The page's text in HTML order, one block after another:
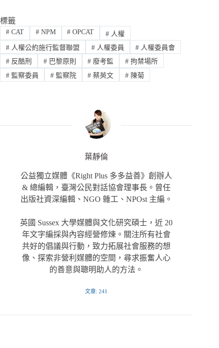
標籤
#CAT #NPM # OPCAT # 人權
#人權公約施行監督聯盟 #人權委員 # 人權委員會
#反酷刑 #巴黎原則 # 廢考監 # 拘禁場所
#監察委員 #監察院 # 蔡英文 # 陳菊
葉靜倫
公益獨立媒體《Right Plus 多多益善》創辦人
& 總編輯，臺灣公民對話協會理事長。曾任
出版社資深編輯、NGO 雜工、NPOst 主編。
英國 Sussex 大學媒體與文化研究碩士，近 20
年文字編採與內容經營修煉。關注所有社會
共好的倡議與行動，致力拓展社會服務的想
像、探索非營利媒體的空間，尋求振奮人心
的善意與聰明助人的方法。
文章: 241